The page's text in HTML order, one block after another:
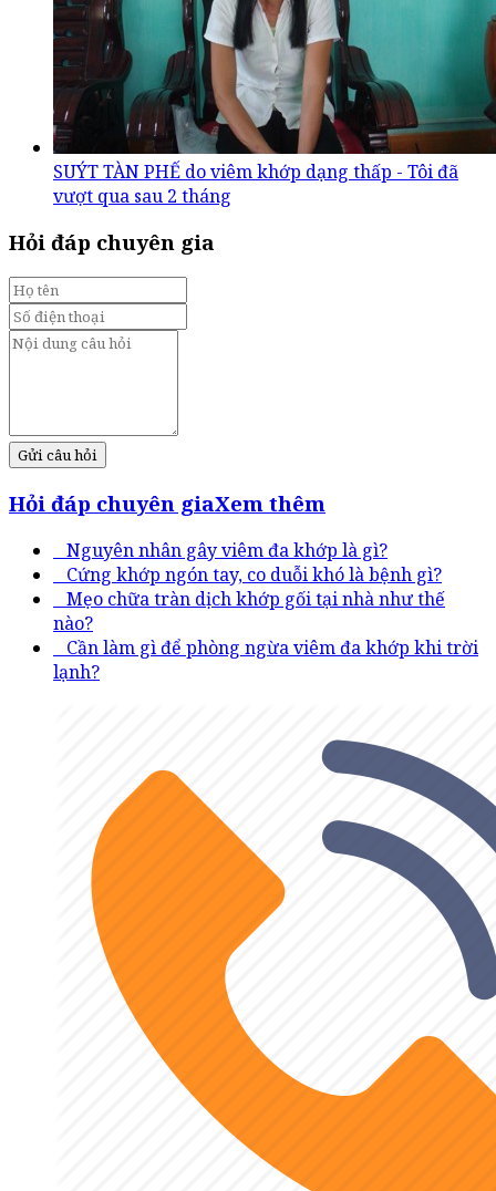
SUÝT TÀN PHẾ do viêm khớp dạng thấp - Tôi đã
vượt qua sau 2 tháng
Hỏi đáp chuyên gia
Gửi câu hỏi
Hỏi đáp chuyên giaXem thêm
Nguyên nhân gây viêm đa khớp là gì?
Cứng khớp ngón tay, co duỗi khó là bệnh gì?
Mẹo chữa tràn dịch khớp gối tại nhà như thế
nào?
Cần làm gì để phòng ngừa viêm đa khớp khi trời
lạnh?